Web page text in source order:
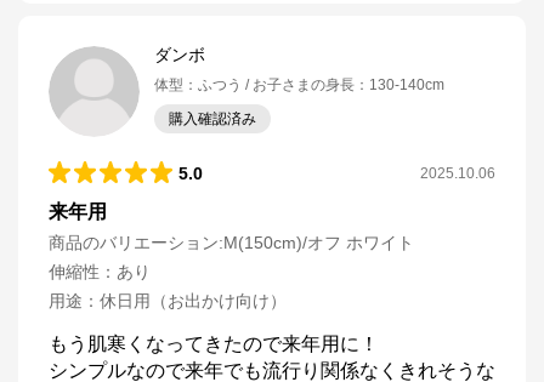
ダンボ
体型 ： ふつう お子さまの身長 ： 130-140cm
購入確認済み
5.0 2025.10.06
来年用
商品のバリエーション:M(150cm)/オフ ホワイト
伸縮性 ： あり
用途 ： 休日用（お出かけ向け）
もう肌寒くなってきたので来年用に！
シンプルなので来年でも流行り関係なくきれそうな